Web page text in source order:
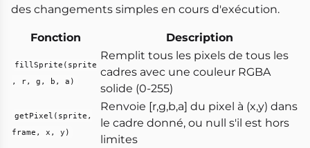
des changements simples en cours d'exécution.
Fonction Description
fillSprite(sprite
, r, g, b, a)
Remplit tous les pixels de tous les
cadres avec une couleur RGBA
solide (0-255)
getPixel(sprite,
frame, x, y)
Renvoie [r,g,b,a] du pixel à (x,y) dans
le cadre donné, ou null s'il est hors
limites